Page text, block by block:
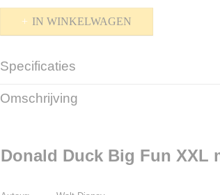
IN WINKELWAGEN
Specificaties
Productcode
EAN code
Omschrijving
Donald Duck Big Fun XXL